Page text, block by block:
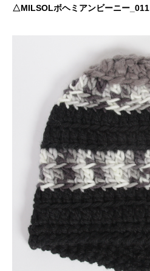
△MILSOLボヘミアンビーニー_011